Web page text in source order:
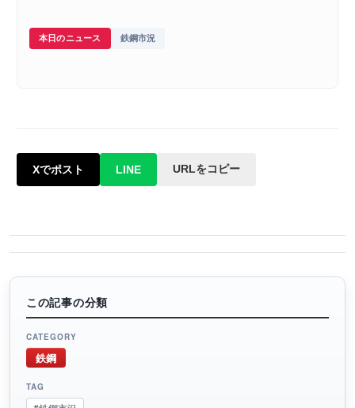
本日のニュース 鉄鋼市況
Xでポスト LINE URLをコピー
この記事の分類
CATEGORY
鉄鋼
TAG